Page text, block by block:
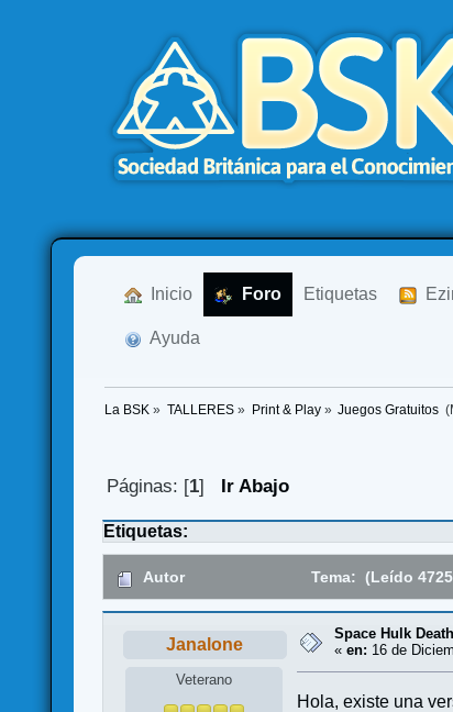
Inicio Foro Etiquetas
Ayuda
La BSK » TALLERES» Print & Play» Juegos Gratuitos
Páginas: [1] Ir Abajo
Etiquetas:
Autor Tema: (Leído
Janalone
Veterano
Space Hulk
«en: 16 de
Hola, existe una